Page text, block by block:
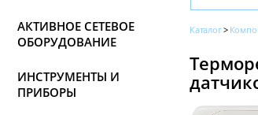
АКТИВНОЕ СЕТЕВОЕ
ОБОРУДОВАНИЕ
ИНСТРУМЕНТЫ И
ПРИБОРЫ
Каталог